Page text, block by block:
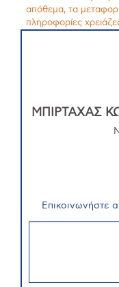
απόθεμα, τα
πληροφορίες
ΜΠΙΡΤΑΧΑΣ
Επικοινωνήστε